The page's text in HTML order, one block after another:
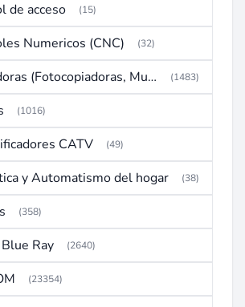
de acceso (15)
Numericos (CNC) (32)
Copiadoras (Fotocopiadoras, Multifunctions, Ploter, etc) (1483)
(1016)
CATV (49)
y Automatismo del hogar (38)
(358)
Ray (2640)
(23354)